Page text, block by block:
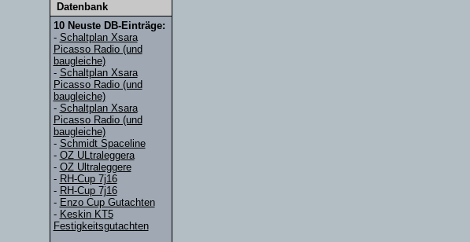
Datenbank
10 Neuste DB-Einträge:
- Schaltplan Xsara
Picasso Radio (und
baugleiche)
- Schaltplan Xsara
Picasso Radio (und
baugleiche)
- Schaltplan Xsara
Picasso Radio (und
baugleiche)
- Schmidt Spaceline
- OZ ULtraleggera
- OZ Ultraleggere
- RH-Cup 7j16
- RH-Cup 7j16
- Enzo Cup Gutachten
- Keskin KT5
Festigkeitsgutachten